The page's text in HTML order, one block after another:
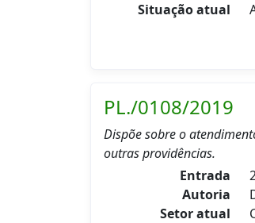
Situação atual
PL./0108/2019
Dispõe sobre o
outras providências.
Entrada
Autoria
Setor atual